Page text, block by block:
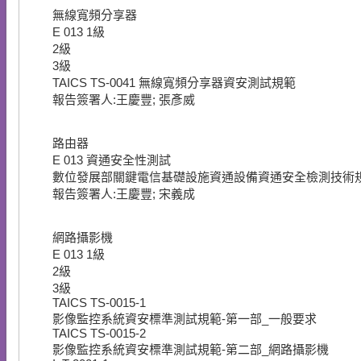
無線寬頻分享器
E 013 1級
2級
3級
TAICS TS-0041 無線寬頻分享器資安測試規範
報告簽署人:王慶豐; 張彥威
路由器
E 013 資通安全性測試
數位發展部關鍵電信基礎設施資通設備資通安全檢測技術
報告簽署人:王慶豐; 宋義成
網路攝影機
E 013 1級
2級
3級
TAICS TS-0015-1
影像監控系統資安標準測試規範-第一部_一般要求
TAICS TS-0015-2
影像監控系統資安標準測試規範-第二部_網路攝影機